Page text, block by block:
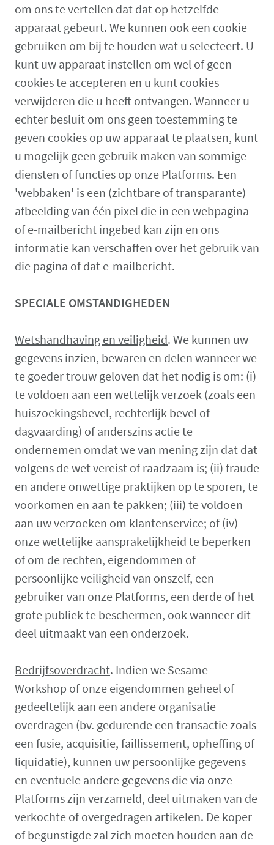
om ons te vertellen dat dat op hetzelfde
apparaat gebeurt. We kunnen ook een cookie
gebruiken om bij te houden wat u selecteert. U
kunt uw apparaat instellen om wel of geen
cookies te accepteren en u kunt cookies
verwijderen die u heeft ontvangen. Wanneer u
echter besluit om ons geen toestemming te
geven cookies op uw apparaat te plaatsen, kunt
u mogelijk geen gebruik maken van sommige
diensten of functies op onze Platforms. Een
'webbaken' is een (zichtbare of transparante)
afbeelding van één pixel die in een webpagina
of e-mailbericht ingebed kan zijn en ons
informatie kan verschaffen over het gebruik van
die pagina of dat e-mailbericht.
SPECIALE OMSTANDIGHEDEN
Wetshandhaving en veiligheid. We kunnen uw
gegevens inzien, bewaren en delen wanneer we
te goeder trouw geloven dat het nodig is om: (i)
te voldoen aan een wettelijk verzoek (zoals een
huiszoekingsbevel, rechterlijk bevel of
dagvaarding) of anderszins actie te
ondernemen omdat we van mening zijn dat dat
volgens de wet vereist of raadzaam is; (ii) fraude
en andere onwettige praktijken op te sporen, te
voorkomen en aan te pakken; (iii) te voldoen
aan uw verzoeken om klantenservice; of (iv)
onze wettelijke aansprakelijkheid te beperken
of om de rechten, eigendommen of
persoonlijke veiligheid van onszelf, een
gebruiker van onze Platforms, een derde of het
grote publiek te beschermen, ook wanneer dit
deel uitmaakt van een onderzoek.
Bedrijfsoverdracht. Indien we Sesame
Workshop of onze eigendommen geheel of
gedeeltelijk aan een andere organisatie
overdragen (bv. gedurende een transactie zoals
een fusie, acquisitie, faillissement, opheffing of
liquidatie), kunnen uw persoonlijke gegevens
en eventuele andere gegevens die via onze
Platforms zijn verzameld, deel uitmaken van de
verkochte of overgedragen artikelen. De koper
of begunstigde zal zich moeten houden aan de